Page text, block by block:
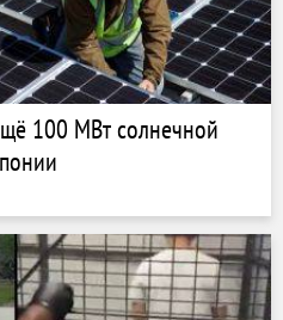
100 МВт солнечной